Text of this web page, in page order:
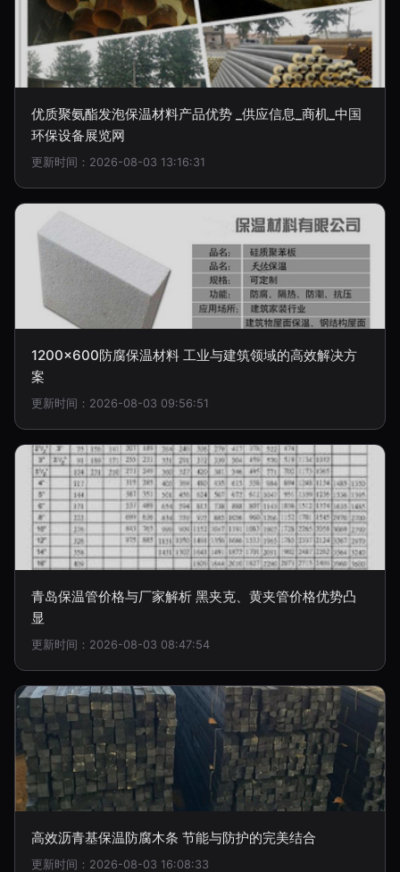
优质聚氨酯发泡保温材料产品优势 _供应信息_商机_中国
环保设备展览网
更新时间：2026-08-03 13:16:31
1200×600防腐保温材料 工业与建筑领域的高效解决方
案
更新时间：2026-08-03 09:56:51
青岛保温管价格与厂家解析 黑夹克、黄夹管价格优势凸
显
更新时间：2026-08-03 08:47:54
高效沥青基保温防腐木条 节能与防护的完美结合
更新时间：2026-08-03 16:08:33